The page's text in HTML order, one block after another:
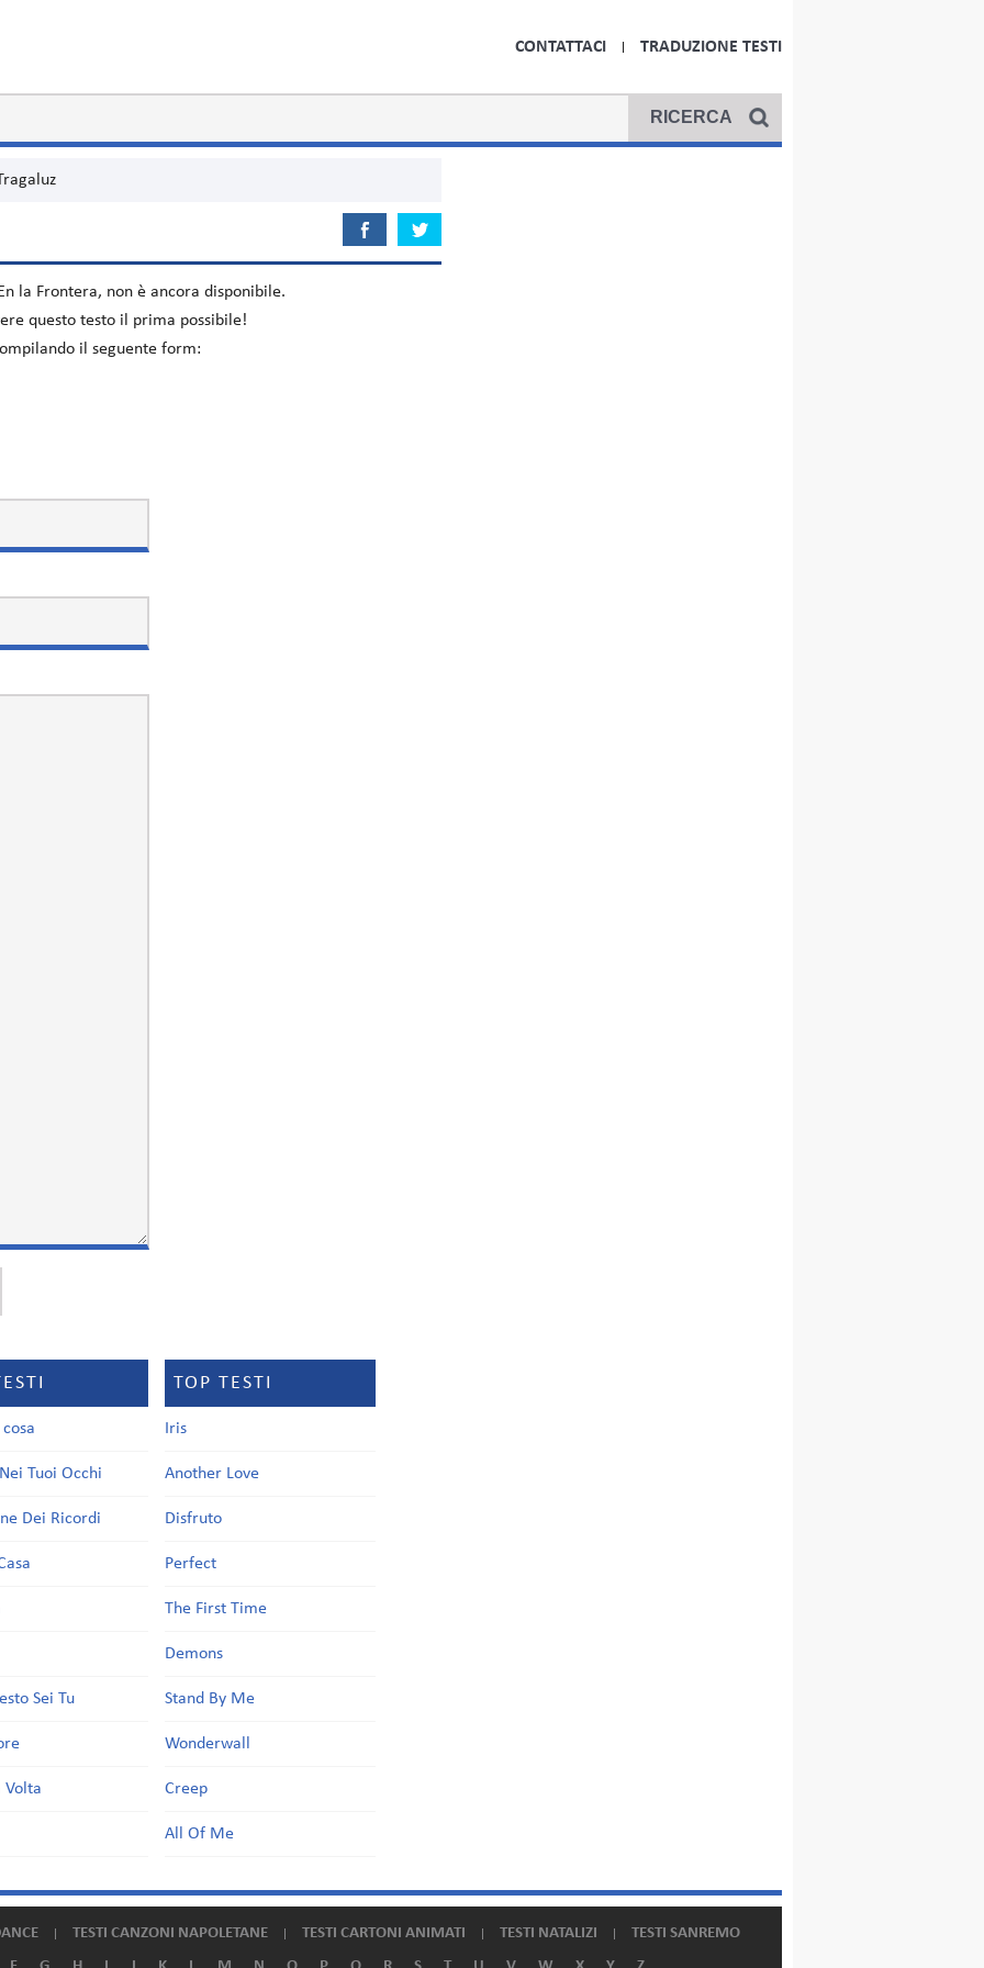
CONTATTACI TRADUZIONE TESTI
En la Frontera, non è ancora disponibile.
questo testo il prima possibile!
il seguente form:
Tuoi Occhi
Dei Ricordi
Sei Tu
Volta
TOP TESTI
Iris
Another Love
Disfruto
Perfect
The First Time
Demons
Stand By Me
Wonderwall
Creep
All Of Me
TESTI CANZONI NAPOLETANE TESTI CARTONI ANIMATI TESTI NATALIZI
TESTI SANREMO